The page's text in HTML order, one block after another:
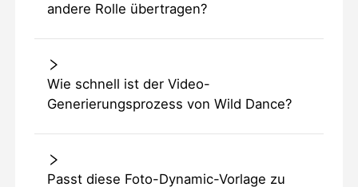
andere Rolle übertragen?
Wie schnell ist der Video-
Generierungsprozess von Wild Dance?
Passt diese Foto-Dynamic-Vorlage zu